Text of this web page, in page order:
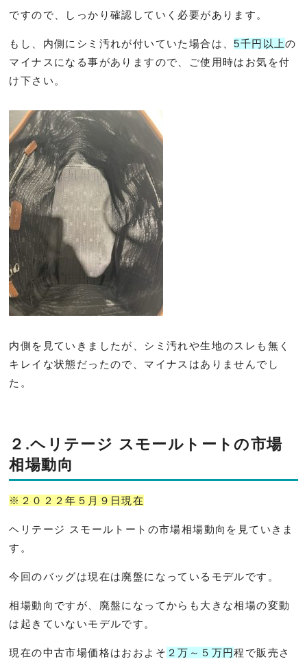
ですので、しっかり確認していく必要があります。
もし、内側にシミ汚れが付いていた場合は、5千円以上の
マイナスになる事がありますので、ご使用時はお気を付
け下さい。
内側を見ていきましたが、シミ汚れや生地のスレも無く
キレイな状態だったので、マイナスはありませんでし
た。
２.ヘリテージ スモールトートの市場
相場動向
※２０２２年５月９日現在
ヘリテージ スモールトートの市場相場動向を見ていきま
す。
今回のバッグは現在は廃盤になっているモデルです。
相場動向ですが、廃盤になってからも大きな相場の変動
は起きていないモデルです。
現在の中古市場価格はおおよそ ２万～５万円程で販売さ